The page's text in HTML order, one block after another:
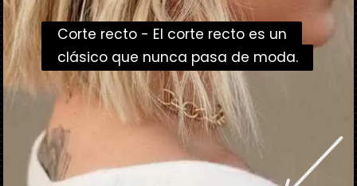
Corte recto - El corte recto es un
clásico que nunca pasa de moda.
Corte recto - El corte recto es un
clásico que nunca pasa de moda.